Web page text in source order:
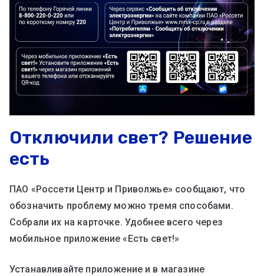
Отключили свет? Решение
есть
ПАО «Россети Центр и Приволжье» сообщают, что
обозначить проблему можно тремя способами.
Собрали их на карточке. Удобнее всего через
мобильное приложение «Есть свет!»
Устанавливайте приложение и в магазине